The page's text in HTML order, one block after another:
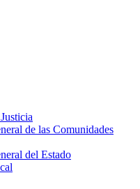
de las Comunidades
del Estado